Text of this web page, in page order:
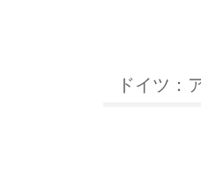
ドイツ：